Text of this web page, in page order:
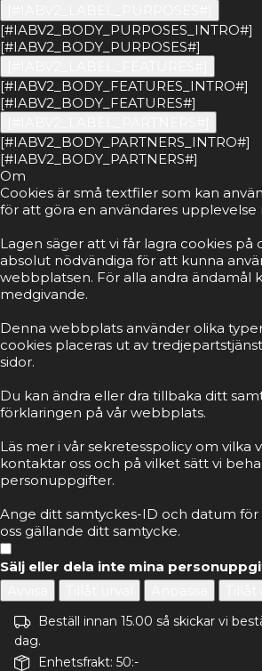
[#IABV2_BODY_PURPOSES_INTRO#]
[#IABV2_BODY_PURPOSES#]
[#IABV2_BODY_FEATURES_INTRO#]
[#IABV2_BODY_FEATURES#]
[#IABV2_BODY_PARTNERS_INTRO#]
[#IABV2_BODY_PARTNERS#]
Om
Cookies är små textfiler som kan
för att göra en användares upplevelse
Lagen säger att vi får lagra cookies
absolut nödvändiga för att kunna
webbplatsen. För alla andra ändamål
medgivande.
Denna webbplats använder olika typer
cookies placeras ut av
sidor.
Du kan ändra eller dra tillbaka ditt
förklaringen på vår webbplats.
Läs mer i vår sekretesspolicy om vilka
kontaktar oss och på vilket sätt vi
personuppgifter.
Ange ditt samtyckes-ID och datum
oss gällande ditt samtycke.
Sälj eller dela inte mina
Beställ innan 15.00 så skickar vi
dag.
Enhetsfrakt: 50:-